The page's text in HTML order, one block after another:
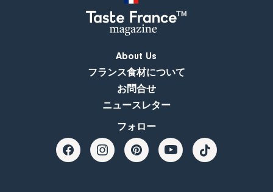
About Us
フランス食材について
お問合せ
ニュースレター
フォロー